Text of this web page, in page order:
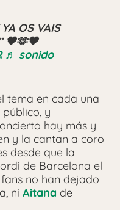
OS VAIS
🖤🫶🖤
♬ sonido
tema en cada una
y
hay más y
y la cantan a coro
desde que la
de Barcelona el
no han dejado
ni Aitana de